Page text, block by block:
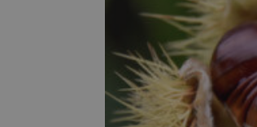
Une ferme entre de nouvelles
Une ferme entre de